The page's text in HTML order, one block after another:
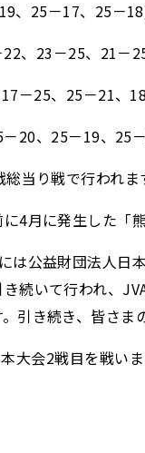
、25－17、25－
、23－25、21－
－25、25－21、
20、25－19、25
当り戦で行われま
4月に発生した「
は公益財団法人
続いて行われ、
引き続き、皆さま
大会2戦目を戦い